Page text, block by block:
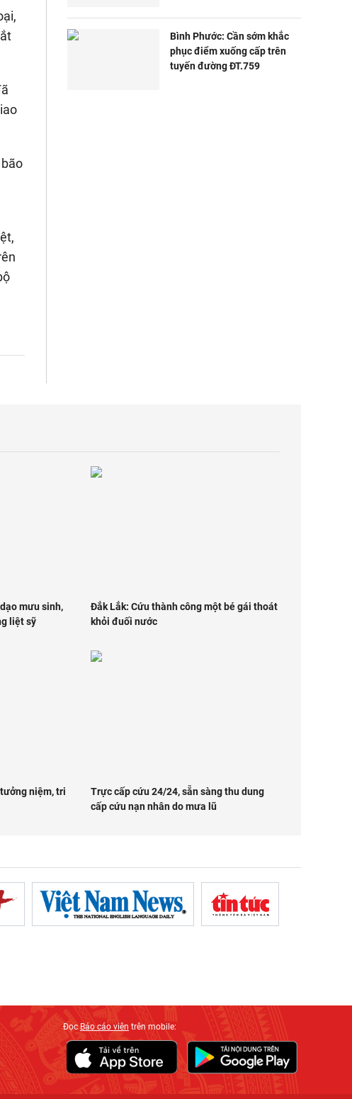
Bình Phước: Cần sớm khắc
phục điểm xuống cấp trên
tuyến đường ĐT.759
mưu sinh,
liệt sỹ
Đắk Lắk: Cứu thành công một bé gái thoát
khỏi đuối nước
niệm, tri
Trực cấp cứu 24/24, sẵn sàng thu dung
cấp cứu nạn nhân do mưa lũ
ĐọcBáo cáo viên trên mobile: